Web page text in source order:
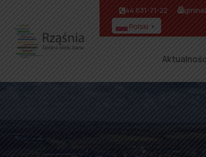
44 631-71-22
Polski ▼